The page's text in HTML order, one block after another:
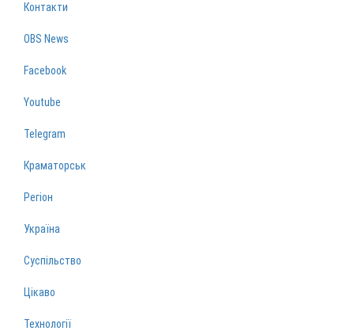
Контакти
OBS News
Facebook
Youtube
Telegram
Краматорськ
Регіон
Україна
Суспільство
Цікаво
Технології